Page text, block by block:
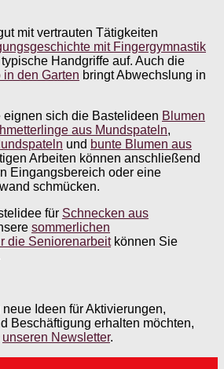
mit vertrauten Tätigkeiten
mit Fingergymnastik
Handgriffe auf. Auch die
den Garten bringt Abwechslung in
eignen sich die Bastelideen Blumen
aus Mundspateln,
und bunte Blumen aus
Arbeiten können anschließend
Eingangsbereich oder eine
schmücken.
für Schnecken aus
sommerlichen
die Seniorenarbeitkönnen Sie
Ideen für Aktivierungen,
Beschäftigung erhalten möchten,
unseren Newsletter.